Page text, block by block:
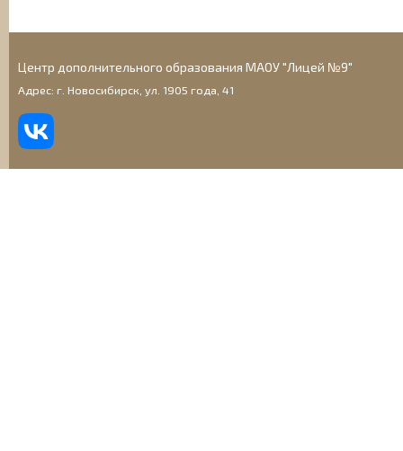
Центр дополнительного образования МАОУ "Лицей №9"
Адрес: г. Новосибирск, ул. 1905 года, 41